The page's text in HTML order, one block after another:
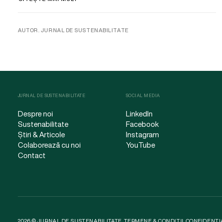
AUTOR. JURNAL DE SUSTENABILITATE
JURNAL DE SUSTENABILITATE
Despre noi
Sustenabilitate
Știri & Articole
Colaborează cu noi
Contact
SOCIAL MEDIA
LinkedIn
Facebook
Instagram
YouTube